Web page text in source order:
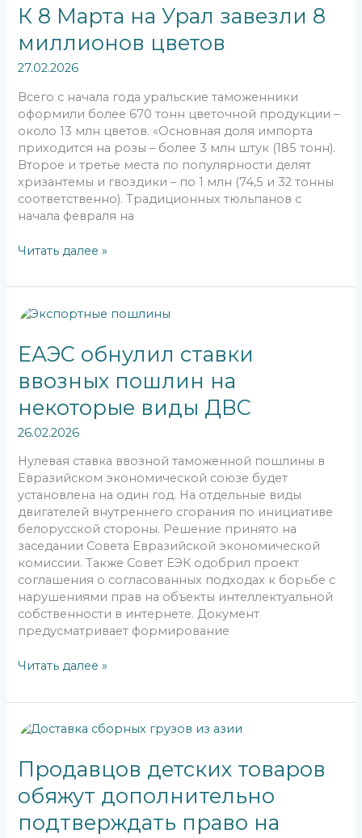
К 8 Марта на Урал завезли 8
миллионов цветов
27.02.2026
Всего с начала года уральские таможенники
оформили более 670 тонн цветочной продукции –
около 13 млн цветов. «Основная доля импорта
приходится на розы – более 3 млн штук (185 тонн).
Второе и третье места по популярности делят
хризантемы и гвоздики – по 1 млн (74,5 и 32 тонны
соответственно). Традиционных тюльпанов с
начала февраля на
Марта
на
Урал
завезли
8
миллионов
цветов
Читать далее »
ЕАЭС обнулил ставки
ввозных пошлин на
некоторые виды ДВС
26.02.2026
Нулевая ставка ввозной таможенной пошлины в
Евразийском экономической союзе будет
установлена на один год. На отдельные виды
двигателей внутреннего сгорания по инициативе
белорусской стороны. Решение принято на
заседании Совета Евразийской экономической
комиссии. Также Совет ЕЭК одобрил проект
соглашения о согласованных подходах к борьбе с
нарушениями прав на объекты интеллектуальной
собственности в интернете. Документ
предусматривает формирование
ЕАЭС
ставки
ввозных
пошлин
некоторые
виды
Читать далее »
Продавцов детских товаров
обяжут дополнительно
подтверждать право на
Продавцов
товаров
обяжут
дополнительно
право